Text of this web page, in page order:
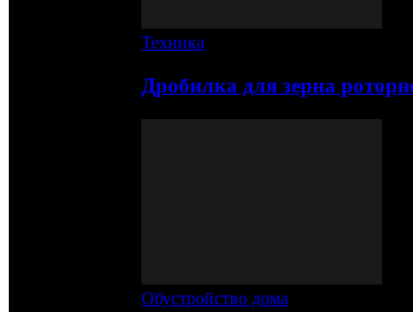
Техника
Дробилка для зерна
Обустройство дома